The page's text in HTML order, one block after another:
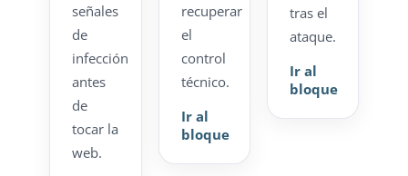
señales
de
infección
antes
de
tocar la
web.
recuperar
el
control
técnico.
Ir al
bloque
tras el
ataque.
Ir al
bloque